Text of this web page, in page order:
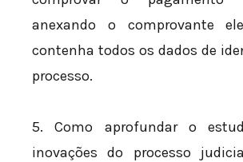
anexando o comprovante
contenha todos os dados de
processo.
5. Como aprofundar o
inovações do processo